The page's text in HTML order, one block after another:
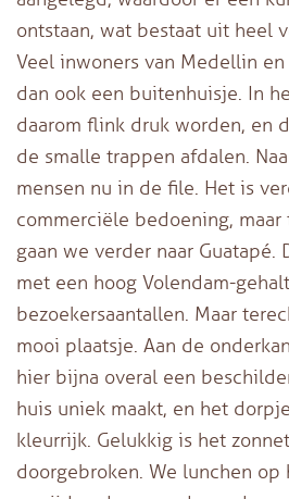
ontstaan, wat bestaat uit heel
Veel inwoners van Medellin
dan ook een buitenhuisje. In
daarom flink druk worden, en
de smalle trappen afdalen.
mensen nu in de file. Het is
commerciële bedoening, maar
gaan we verder naar
met een hoog Volendam-
bezoekersaantallen. Maar
mooi plaatsje. Aan de
hier bijna overal een
huis uniek maakt, en het
kleurrijk. Gelukkig is het
doorgebroken. We lunchen